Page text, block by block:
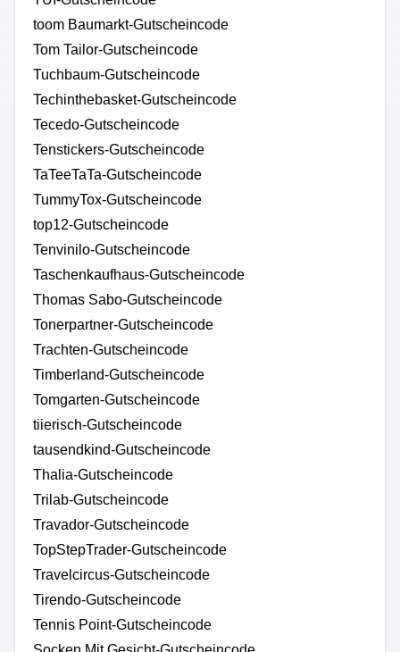
toom Baumarkt-Gutscheincode
Tom Tailor-Gutscheincode
Tuchbaum-Gutscheincode
Techinthebasket-Gutscheincode
Tecedo-Gutscheincode
Tenstickers-Gutscheincode
TaTeeTaTa-Gutscheincode
TummyTox-Gutscheincode
top12-Gutscheincode
Tenvinilo-Gutscheincode
Taschenkaufhaus-Gutscheincode
Thomas Sabo-Gutscheincode
Tonerpartner-Gutscheincode
Trachten-Gutscheincode
Timberland-Gutscheincode
Tomgarten-Gutscheincode
tiierisch-Gutscheincode
tausendkind-Gutscheincode
Thalia-Gutscheincode
Trilab-Gutscheincode
Travador-Gutscheincode
TopStepTrader-Gutscheincode
Travelcircus-Gutscheincode
Tirendo-Gutscheincode
Tennis Point-Gutscheincode